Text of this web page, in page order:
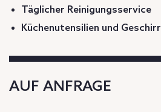
Täglicher Reinigungsservice
Küchenutensilien und Geschirr
AUF ANFRAGE